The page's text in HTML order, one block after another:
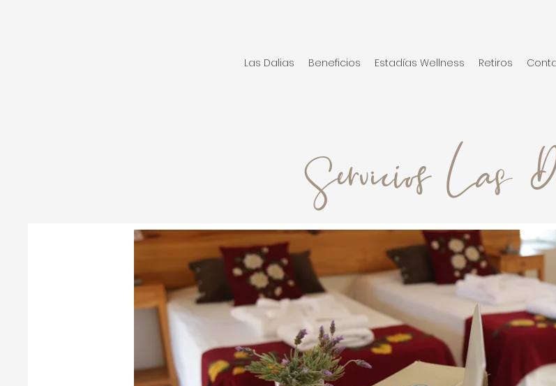
Las Dalias Beneficios Estadías Wellness Retiros
Servicios Las